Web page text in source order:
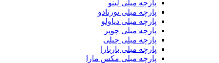
پارچه مبلی لینو
پارچه مبلی تورنادو
پارچه مبلی دیاولو
پارچه مبلی چوپر
پارچه مبلی جیلی
پارچه مبلی باربارا
پارچه مبلی مکس مارا